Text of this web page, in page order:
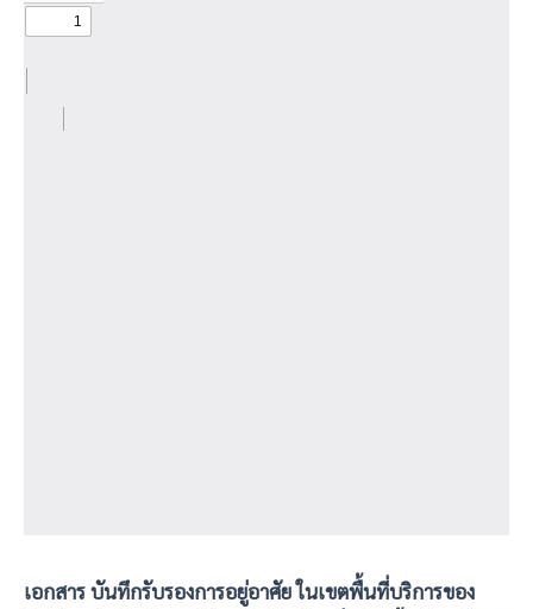
เอกสาร บันทึกรับรองการอยู่อาศัย ในเขตพื้นที่บริการของ